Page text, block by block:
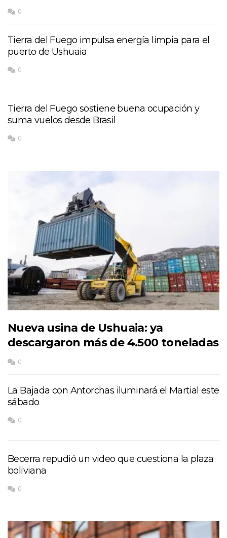
0
Tierra del Fuego impulsa energía limpia para el
puerto de Ushuaia
0
Tierra del Fuego sostiene buena ocupación y
suma vuelos desde Brasil
0
Nueva usina de Ushuaia: ya
descargaron más de 4.500 toneladas
0
La Bajada con Antorchas iluminará el Martial este
sábado
0
Becerra repudió un video que cuestiona la plaza
boliviana
0